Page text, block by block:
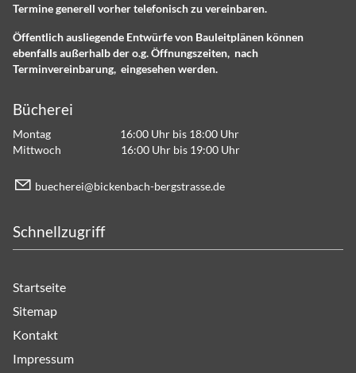
Termine generell vorher telefonisch zu vereinbaren.
Öffentlich ausliegende Entwürfe von Bauleitplänen können
ebenfalls außerhalb der o.g. Öffnungszeiten, nach
Terminvereinbarung, eingesehen werden.
Bücherei
Montag 16:00 Uhr bis 18:00 Uhr
Mittwoch 16:00 Uhr bis 19:00 Uhr
b ch r b ck nb ch-b rgstr ss d
Schnellzugriff
Startseite
Sitemap
Kontakt
Impressum